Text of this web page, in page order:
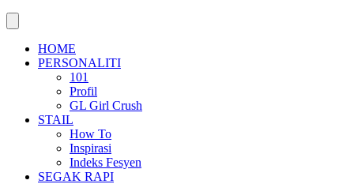
HOME
PERSONALITI
101
Profil
GL Girl Crush
STAIL
How To
Inspirasi
Indeks Fesyen
SEGAK RAPI